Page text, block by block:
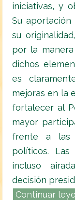
iniciativas, y
Su
su
por la
dichos
es
mejoras en la
fortalecer al
mayor
frente a las
políticos.
incluso
decisión
Continuar